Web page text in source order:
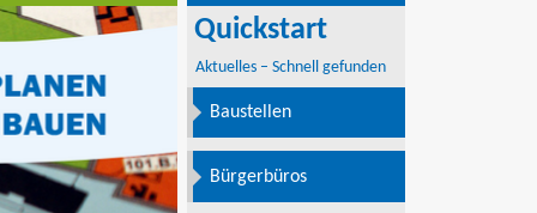
Quickstart
Aktuelles – Schnell gefunden
Baustellen
Bürgerbüros